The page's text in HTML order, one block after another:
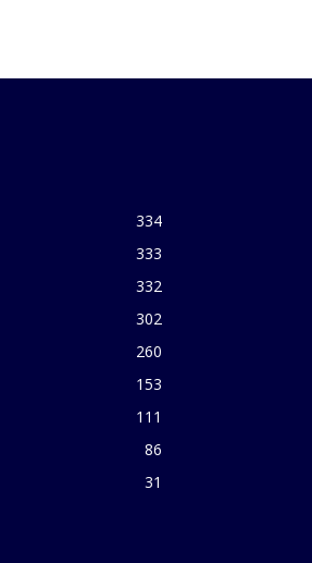
334
333
332
302
260
153
111
86
31